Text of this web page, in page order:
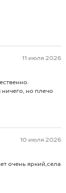
11 июля 2026
но плечо
10 июля 2026
очень яркий,села